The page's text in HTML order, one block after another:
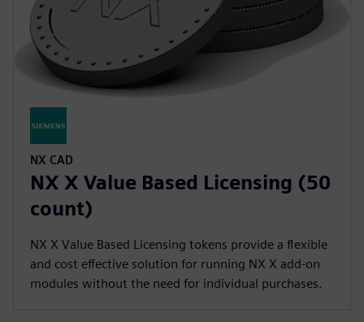
NX CAD
NX X Value Based Licensing (50
count)
NX X Value Based Licensing tokens provide a flexible
and cost effective solution for running NX X add-on
modules without the need for individual purchases.